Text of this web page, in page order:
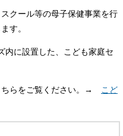
クール等の母子保健事業を行
す。
内に設置した、こども家庭セ
ちらをご覧ください。→ こど